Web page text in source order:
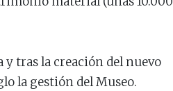
tras la creación del nuevo
la gestión del Museo.